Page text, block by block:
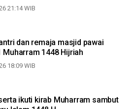
21:14 WIB
dan remaja masjid pawai
Muharram 1448 Hijriah
18:09 WIB
ikuti kirab Muharram sambut